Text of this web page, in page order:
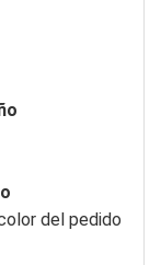
del pedido